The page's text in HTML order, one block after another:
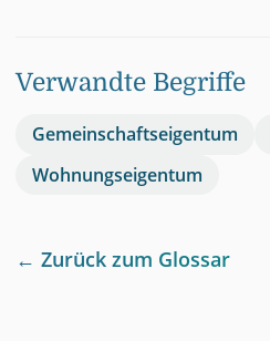
Verwandte Begriffe
Gemeinschaftseigentum
Wohnungseigentum
← Zurück zum Glossar